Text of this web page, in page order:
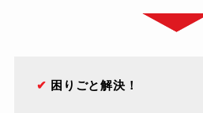
✔︎ 困りごと解決！